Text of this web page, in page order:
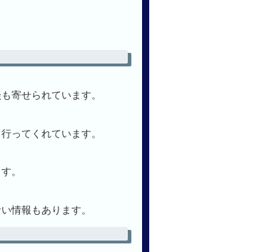
寄せられています。
ってくれています。
。
情報もあります。